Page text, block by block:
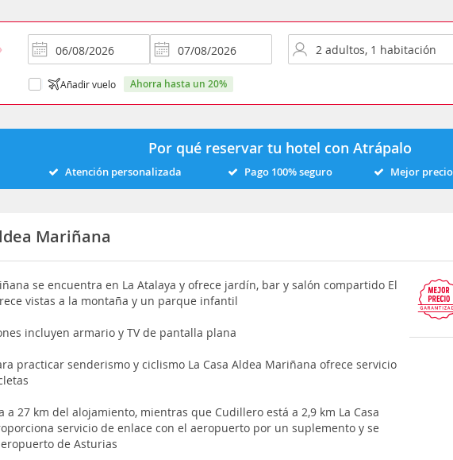
Añadir vuelo ahorra hasta un 20%
Por qué reservar tu hotel con Atrápalo
Atención personalizada Pago 100% seguro Mejor
Mariñana
se encuentra en La Atalaya y ofrece jardín, bar y salón compartido El
vistas a la montaña y un parque infantil
incluyen armario y TV de pantalla plana
practicar senderismo y ciclismo La Casa Aldea Mariñana ofrece servicio
a 27 km del alojamiento, mientras que Cudillero está a 2,9 km La Casa
servicio de enlace con el aeropuerto por un suplemento y se
de Asturias